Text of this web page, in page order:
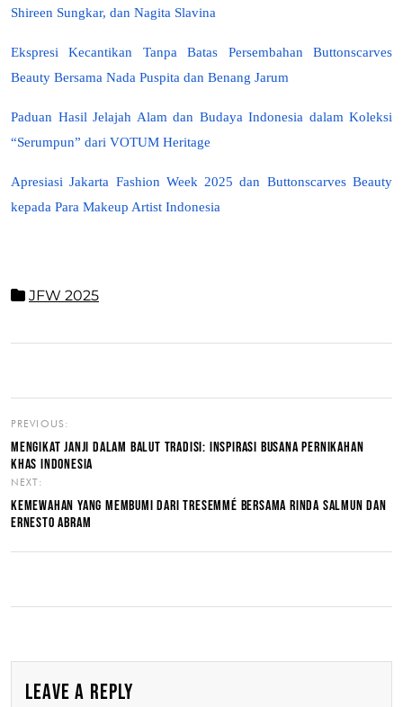
Shireen Sungkar, dan Nagita Slavina
Ekspresi Kecantikan Tanpa Batas Persembahan Buttonscarves
Beauty Bersama Nada Puspita dan Benang Jarum
Paduan Hasil Jelajah Alam dan Budaya Indonesia dalam Koleksi
“Serumpun” dari VOTUM Heritage
Apresiasi Jakarta Fashion Week 2025 dan Buttonscarves Beauty
kepada Para Makeup Artist Indonesia
JFW 2025
PREVIOUS:
MENGIKAT JANJI DALAM BALUT TRADISI: INSPIRASI BUSANA PERNIKAHAN
KHAS INDONESIA
NEXT:
KEMEWAHAN YANG MEMBUMI DARI TRESEMMÉ BERSAMA RINDA SALMUN DAN
ERNESTO ABRAM
LEAVE A REPLY